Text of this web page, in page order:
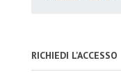
RICHIEDI L'ACCESSO